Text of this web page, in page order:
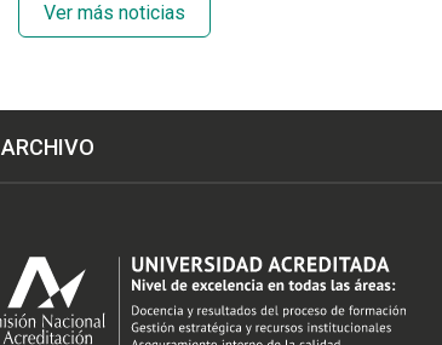
Ver más noticias
ARCHIVO